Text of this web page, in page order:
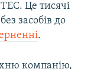
Це тисячі
засобів до
.
компанію,